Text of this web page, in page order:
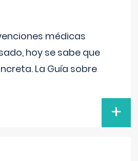
médicas
hoy se sabe que
La Guía sobre
+